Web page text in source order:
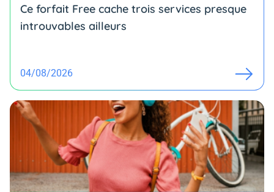
Ce forfait Free cache trois services presque
introuvables ailleurs
04/08/2026